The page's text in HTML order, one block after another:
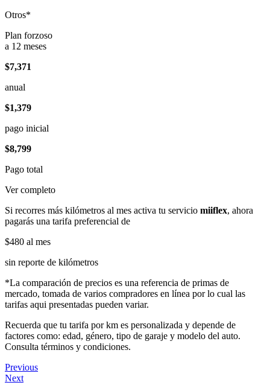
Otros*
Plan forzoso
a 12 meses
$7,371
anual
$1,379
pago inicial
$8,799
Pago total
Ver completo
Si recorres más kilómetros al mes activa tu servicio miiflex, ahora
pagarás una tarifa preferencial de
$480 al mes
sin reporte de kilómetros
*La comparación de precios es una referencia de primas de
mercado, tomada de varios compradores en línea por lo cual las
tarifas aqui presentadas pueden variar.
Recuerda que tu tarifa por km es personalizada y depende de
factores como: edad, género, tipo de garaje y modelo del auto.
Consulta términos y condiciones.
Previous
Next